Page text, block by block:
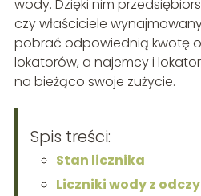
wody. Dzięki nim
czy właściciele
pobrać odpowiednią kwotę
lokatorów, a najemcy i
na bieżąco swoje zużycie.
Spis treści:
Stan licznika
Liczniki wody z